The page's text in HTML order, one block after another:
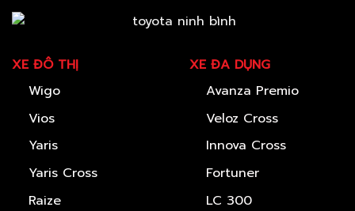
XE ĐÔ THỊ
Wigo
Vios
Yaris
Yaris Cross
Raize
XE ĐA DỤNG
Avanza Premio
Veloz Cross
Innova Cross
Fortuner
LC 300